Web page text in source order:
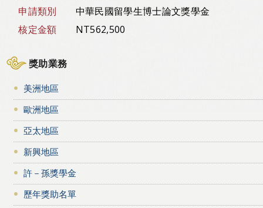
申請類別
中華民國留學生博士論文獎學金
核定金額
NT562,500
獎助業務
美洲地區
歐洲地區
亞太地區
新興地區
許－孫獎學金
歷年獎助名單